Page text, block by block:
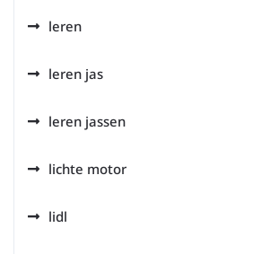
leren
leren jas
leren jassen
lichte motor
lidl